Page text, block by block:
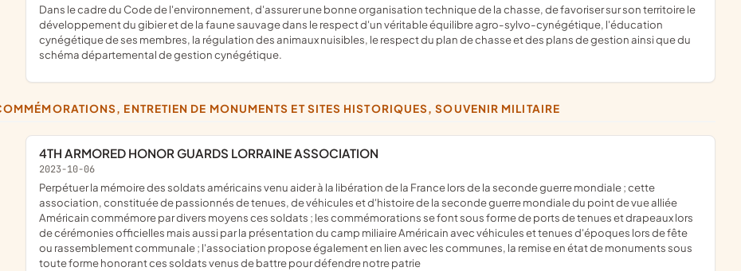
Dans le cadre du Code de l'environnement, d'assurer une bonne organisation technique de la chasse, de favoriser sur son territoire le
développement du gibier et de la faune sauvage dans le respect d'un véritable équilibre agro-sylvo-cynégétique, l'éducation
cynégétique de ses membres, la régulation des animaux nuisibles, le respect du plan de chasse et des plans de gestion ainsi que du
schéma départemental de gestion cynégétique.
COMMÉMORATIONS, ENTRETIEN DE MONUMENTS ET SITES HISTORIQUES, SOUVENIR MILITAIRE
4TH ARMORED HONOR GUARDS LORRAINE ASSOCIATION
2023-10-06
perpétuer la mémoire des soldats américains venu aider à la libération de la France lors de la seconde guerre mondiale ; cette
association, constituée de passionnés de tenues, de véhicules et d'histoire de la seconde guerre mondiale du point de vue alliée
Américain commémore par divers moyens ces soldats ; les commémorations se font sous forme de ports de tenues et drapeaux lors
de cérémonies officielles mais aussi par la présentation du camp miliaire Américain avec véhicules et tenues d'époques lors de fête
ou rassemblement communale ; l'association propose également en lien avec les communes, la remise en état de monuments sous
toute forme honorant ces soldats venus de battre pour défendre notre patrie